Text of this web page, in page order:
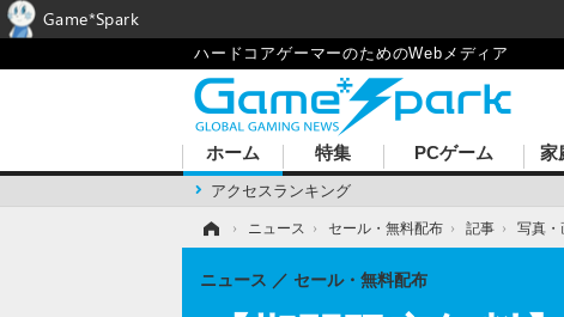
ハードコアゲーマーのためのWebメディア
ホーム
アクセスランキング
特集 PCゲーム 家
› ニュース › セール・無料配布 › 記事 › 写真・
ニュース セール・無料配布
Game*Spark